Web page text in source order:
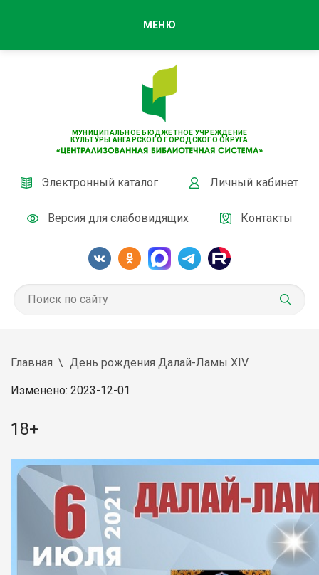
МУНИЦИПАЛЬНОЕ БЮДЖЕТНОЕ УЧРЕЖДЕНИЕ
КУЛЬТУРЫ АНГАРСКОГО ГОРОДСКОГО ОКРУГА
Электронный каталог Личный кабинет
Версия для слабовидящих Контакты
МЕНЮ
Главная День рождения Далай-Ламы XIV
Изменено: 2023-12-01
18+